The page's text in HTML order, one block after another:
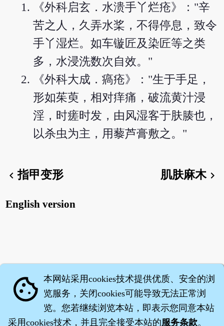
《外科启玄．水溃手丫烂疮》："辛
苦之人，久弄水桨，不得停息，致令
手丫湿烂。如车镟匠及染匠等之类
多，水浸洗数次自效。"
《外科大成．瘑疮》："生于手足，
形如茱萸，相对痒痛，破流黄汁浸
淫，时瘥时发，由风湿客于肤腠也，
以杀虫为主，用藜芦膏敷之。"
chevron_left指甲变形 肌肤麻木chevron_right
English version
cookie 本网站采用cookies技术提供优质、安全的浏
览服务，关闭cookies可能导致无法正常浏
览。您若继续浏览本站，即表示您同意本站
采用cookies技术，并且完全接受本站的服务条款。